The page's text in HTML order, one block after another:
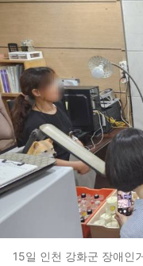
15일 인천 강화군 장애인